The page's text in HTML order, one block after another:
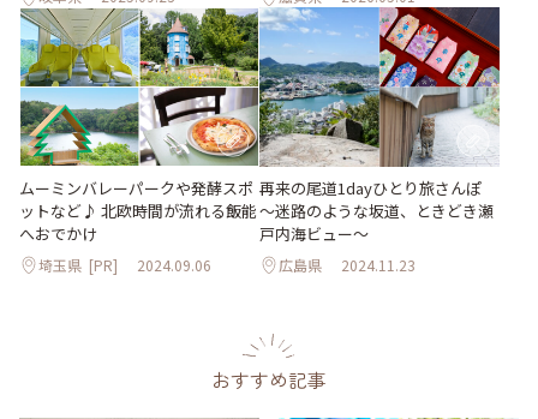
ムーミンバレーパークや発酵スポ
ットなど♪ 北欧時間が流れる飯能
へおでかけ
埼玉県 [PR] 2024.09.06
再来の尾道1dayひとり旅さんぽ
～迷路のような坂道、ときどき瀬
戸内海ビュー～
広島県 2024.11.23
おすすめ記事